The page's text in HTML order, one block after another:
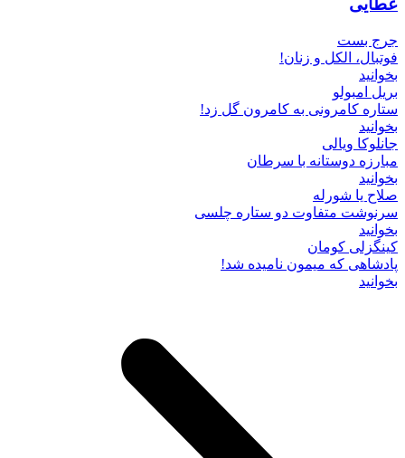
عطایی
جرج بست
فوتبال، الکل و زنان!
بخوانید
بریل امبولو
ستاره کامرونی به کامرون گل زد!
بخوانید
جانلوکا ویالی
مبارزه دوستانه با سرطان
بخوانید
صلاح یا شورله
سرنوشت متفاوت دو ستاره چلسی
بخوانید
کینگزلی کومان
پادشاهی که میمون نامیده شد!
بخوانید